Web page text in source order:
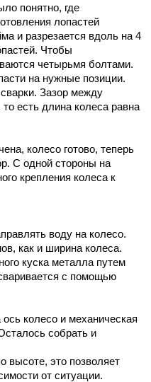
понятно, где
лопастей
и разрезается вдоль на 4
Чтобы
четырьмя болтами.
на нужные позиции.
Зазор между
есть длина колеса равна
колесо готово, теперь
С одной стороны на
крепления колеса к
воду на колесо.
как и ширина колеса.
куска металла путем
с помощью
колесо и механическая
собрать и
высоте, это позволяет
от ситуации.